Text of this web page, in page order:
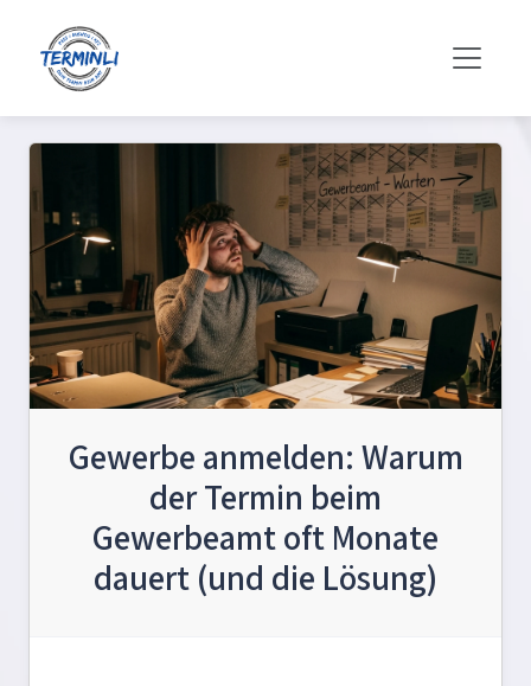
Gewerbe anmelden: Warum
der Termin beim
Gewerbeamt oft Monate
dauert (und die Lösung)